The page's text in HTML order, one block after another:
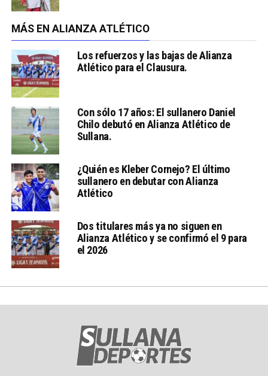
MÁS EN ALIANZA ATLÉTICO
Los refuerzos y las bajas de Alianza
Atlético para el Clausura.
Con sólo 17 años: El sullanero Daniel
Chilo debutó en Alianza Atlético de
Sullana.
¿Quién es Kleber Cornejo? El último
sullanero en debutar con Alianza
Atlético
Dos titulares más ya no siguen en
Alianza Atlético y se confirmó el 9 para
el 2026